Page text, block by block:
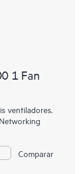
1 Fan
ventiladores.
Comparar